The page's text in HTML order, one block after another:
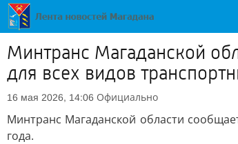
Минтранс Магаданской
для всех видов
16 мая 2026, 14:06 Официально
Минтранс Магаданской области
года.